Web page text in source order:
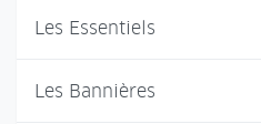
Les Essentiels
Les Bannières